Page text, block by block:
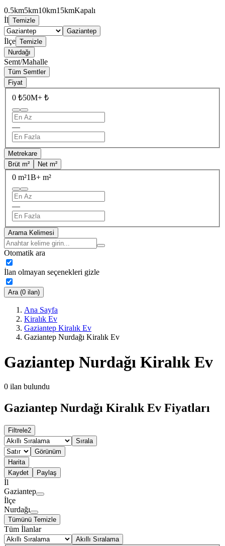
0.5km5km10km15kmKapalı
İl Temizle
Gaziantep
İlçe Temizle
Nurdağı
Semt/Mahalle
Tüm Semtler
Fiyat
0 ₺50M+ ₺
—
Metrekare
Brüt m²
Net m²
0 m²1B+ m²
—
Arama Kelimesi
Otomatik ara
İlan olmayan seçenekleri gizle
Ara (0 ilan)
Ana Sayfa
Kiralık Ev
Gaziantep Kiralık Ev
Gaziantep Nurdağı Kiralık Ev
Gaziantep Nurdağı Kiralık Ev
0 ilan bulundu
Gaziantep Nurdağı Kiralık Ev Fiyatları
Filtrele2
Sırala
Görünüm
Harita
Kaydet
Paylaş
İl
Gaziantep
İlçe
Nurdağı
Tümünü Temizle
Tüm İlanlar
Akıllı Sıralama